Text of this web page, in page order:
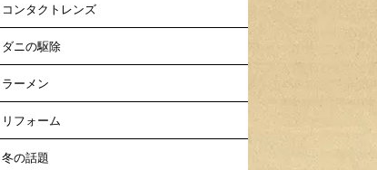
コンタクトレンズ
ダニの駆除
ラーメン
リフォーム
冬の話題